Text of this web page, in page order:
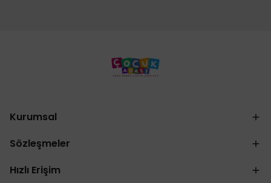
Kurumsal
Sözleşmeler
Hızlı Erişim